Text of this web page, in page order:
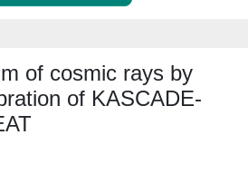
of cosmic rays by
of KASCADE-